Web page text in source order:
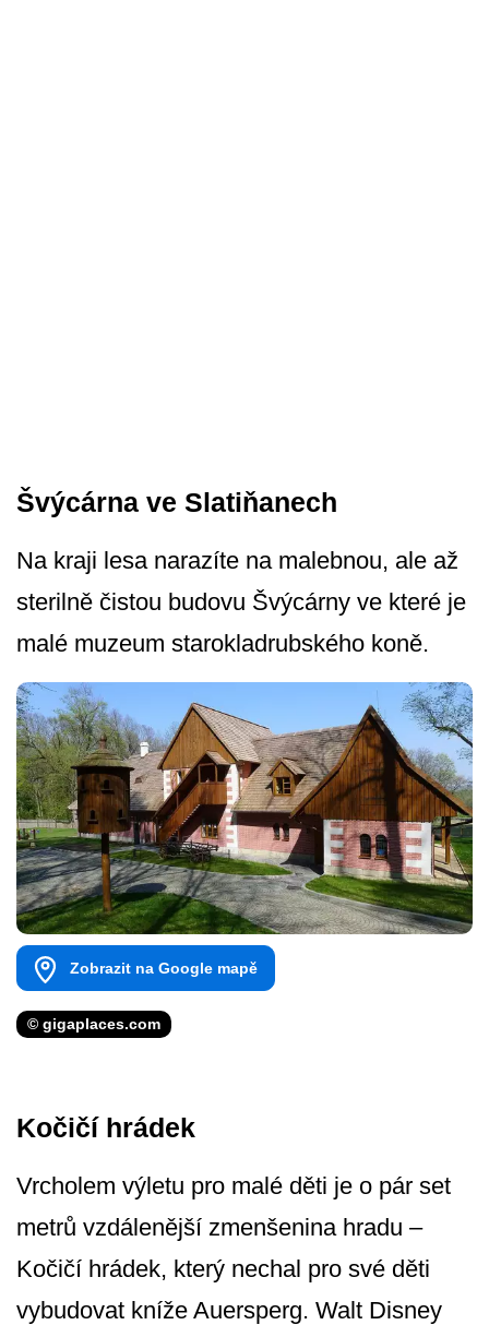
Švýcárna ve Slatiňanech
Na kraji lesa narazíte na malebnou, ale až
sterilně čistou budovu Švýcárny ve které je
malé muzeum starokladrubské­ho koně.
Zobrazit na Google mapě
© gigaplaces.com
Kočičí hrádek
Vrcholem výletu pro malé děti je o pár set
metrů vzdálenější zmenšenina hradu –
Kočičí hrádek, který nechal pro své děti
vybudovat kníže Auersperg. Walt Disney